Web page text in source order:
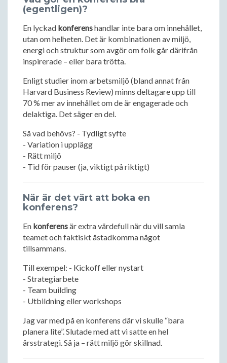
(egentligen)?
En lyckad konferenshandlar inte bara om innehållet,
utan om helheten. Det är kombinationen av miljö,
energi och struktur som avgör om folk går därifrån
inspirerade – eller bara trötta.
Enligt studier inom arbetsmiljö (bland annat från
Harvard Business Review) minns deltagare upp till
70 % mer av innehållet om de är engagerade och
delaktiga. Det säger en del.
Så vad behövs? - Tydligt syfte
- Variation i upplägg
- Rätt miljö
- Tid för pauser (ja, viktigt på riktigt)
När är det värt att boka en
konferens?
En konferensär extra värdefull när du vill samla
teamet och faktiskt åstadkomma något
tillsammans.
Till exempel: - Kickoff eller nystart
- Strategiarbete
- Team building
- Utbildning eller workshops
Jag var med på en konferens där vi skulle “bara
planera lite”. Slutade med att vi satte en hel
årsstrategi. Så ja – rätt miljö gör skillnad.